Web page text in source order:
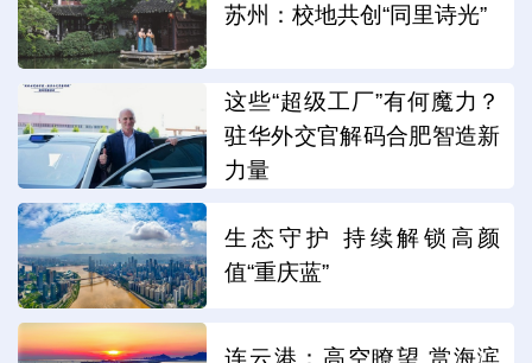
苏州：校地共创“同里诗光”
这些“超级工厂”有何魔力？
驻华外交官解码合肥智造新
力量
生态守护 持续解锁高颜
值“重庆蓝”
连云港：高空瞭望 赏海滨